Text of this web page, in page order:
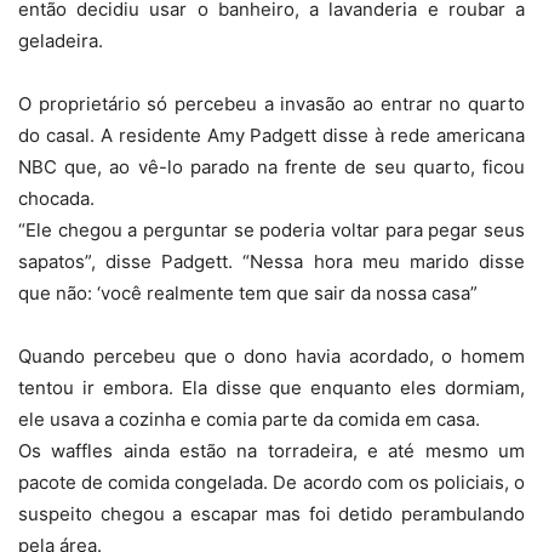
então decidiu usar o banheiro, a lavanderia e roubar a
geladeira.
O proprietário só percebeu a invasão ao entrar no quarto
do casal. A residente Amy Padgett disse à rede americana
NBC que, ao vê-lo parado na frente de seu quarto, ficou
chocada.
“Ele chegou a perguntar se poderia voltar para pegar seus
sapatos”, disse Padgett. “Nessa hora meu marido disse
que não: ‘você realmente tem que sair da nossa casa”
Quando percebeu que o dono havia acordado, o homem
tentou ir embora. Ela disse que enquanto eles dormiam,
ele usava a cozinha e comia parte da comida em casa.
Os waffles ainda estão na torradeira, e até mesmo um
pacote de comida congelada. De acordo com os policiais, o
suspeito chegou a escapar mas foi detido perambulando
pela área.